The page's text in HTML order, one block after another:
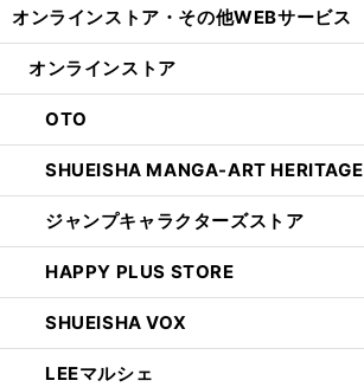
オンラインストア・ その他WEBサービス
オンラインストア
OTO
SHUEISHA MANGA-ART HERITAGE
ジャンプキャラクターズストア
HAPPY PLUS STORE
SHUEISHA VOX
LEEマルシェ